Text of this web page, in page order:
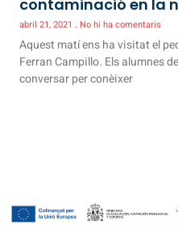
contaminació en la
abril 21, 2021 No hi ha comentaris
Aquest matí ens ha visitat el
Ferran Campillo. Els alumnes
conversar per conèixer